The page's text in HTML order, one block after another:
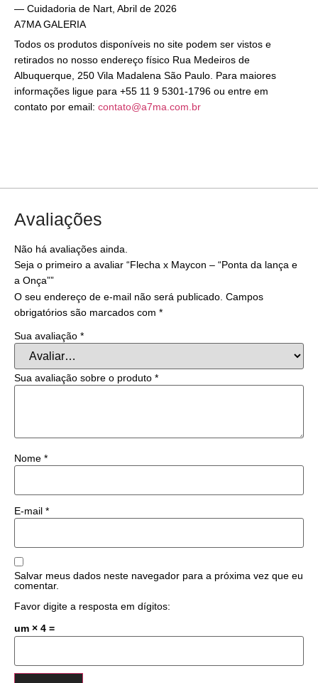
— Cuidadoria de Nart, Abril de 2026
A7MA GALERIA
Todos os produtos disponíveis no site podem ser vistos e
retirados no nosso endereço físico Rua Medeiros de
Albuquerque, 250 Vila Madalena São Paulo. Para maiores
informações ligue para +55 11 9 5301-1796 ou entre em
contato por email: contato@a7ma.com.br
Avaliações
Não há avaliações ainda.
Seja o primeiro a avaliar “Flecha x Maycon – “Ponta da lança e
a Onça””
O seu endereço de e-mail não será publicado. Campos
obrigatórios são marcados com *
Sua avaliação *
Sua avaliação sobre o produto *
Nome *
E-mail *
Salvar meus dados neste navegador para a próxima vez que eu
comentar.
Favor digite a resposta em dígitos:
um × 4 =